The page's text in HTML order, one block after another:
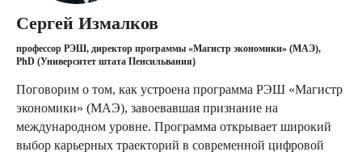
Сергей Измалков
профессор РЭШ, директор программы «Магистр экономики» (МАЭ),
PhD (Университет штата Пенсильвания)
Поговорим о том, как устроена программа РЭШ «Магистр
экономики» (МАЭ), завоевавшая признание на
международном уровне. Программа открывает широкий
выбор карьерных траекторий в современной цифровой